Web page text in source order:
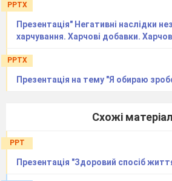
ти
PPTX
Презентація" Негативні наслідки
харчування. Харчові добавки.
PPTX
Презентація на тему "Я обираю
Схожі
PPT
Презентація "Здоровий спосіб